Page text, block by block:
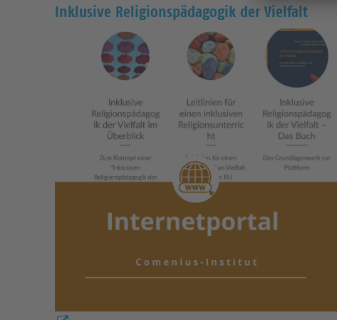
Inklusive Religionspädagogik der Vielfalt